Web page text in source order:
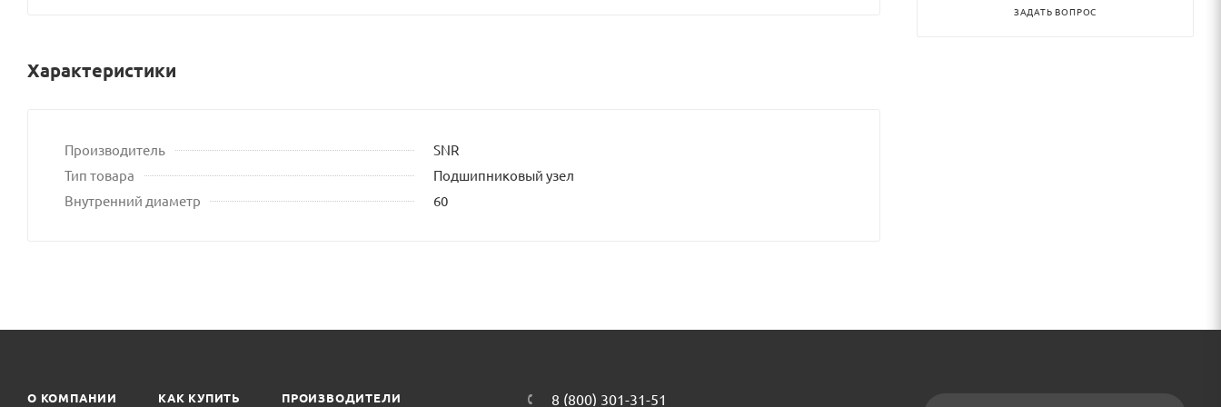
Характеристики
Производитель
SNR
Тип товара
Подшипниковый узел
Внутренний диаметр
60
ЗАДАТЬ ВОПРОС
О КОМПАНИИ КАК КУПИТЬ ПРОИЗВОДИТЕЛИ 8 (800) 301-31-51